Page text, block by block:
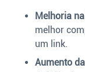
Melhoria
melhor
um link.
Aumento